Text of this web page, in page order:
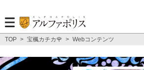
TOP > 宝楓カチカ🌹 > Webコンテンツ